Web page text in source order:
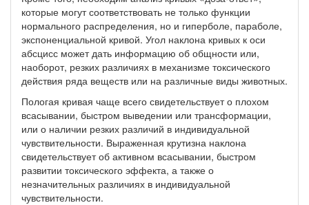
которые могут соответствовать не только функции
нормального распределения, но и гиперболе, параболе,
экспоненциальной кривой. Угол наклона кривых к оси
абсцисс может дать информацию об общности или,
наоборот, резких различиях в механизме токсического
действия ряда веществ или на различные виды животных.
Пологая кривая чаще всего свидетельствует о плохом
всасывании, быстром выведении или трансформации,
или о наличии резких различий в индивидуальной
чувствительности. Выраженная крутизна наклона
свидетельствует об активном всасывании, быстром
развитии токсического эффекта, а также о
незначительных различиях в индивидуальной
чувствительности.